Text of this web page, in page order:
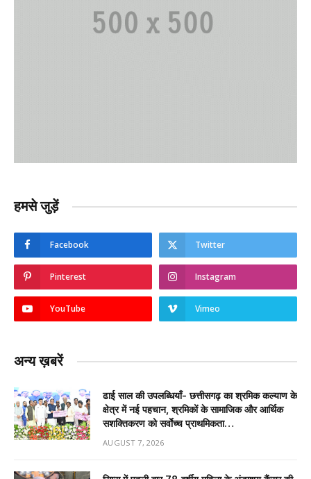
हमसे जुड़ें
Facebook Twitter
Pinterest Instagram
YouTube Vimeo
अन्य ख़बरें
ढाई साल की उपलब्धियाँ- छत्तीसगढ़ का श्रमिक कल्याण के
क्षेत्र में नई पहचान, श्रमिकों के सामाजिक और आर्थिक
सशक्तिकरण को सर्वाेच्च प्राथमिकता…
AUGUST 7, 2026